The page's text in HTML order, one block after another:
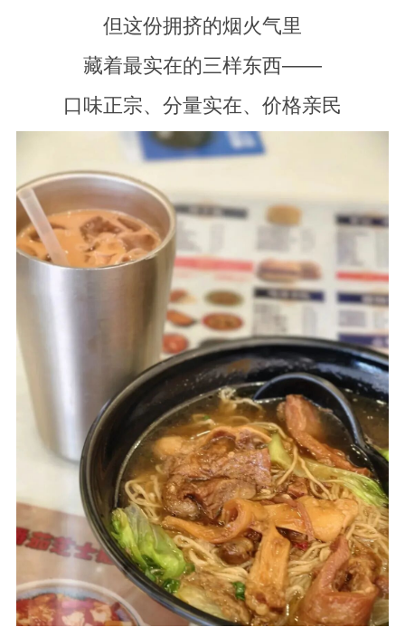
但这份拥挤的烟火气里
藏着最实在的三样东西——
口味正宗、分量实在、价格亲民